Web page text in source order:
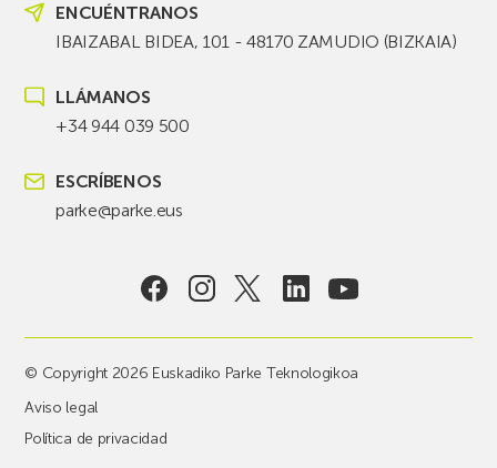
ENCUÉNTRANOS
IBAIZABAL BIDEA, 101 - 48170 ZAMUDIO (BIZKAIA)
LLÁMANOS
+34 944 039 500
ESCRÍBENOS
parke@parke.eus
© Copyright 2026 Euskadiko Parke Teknologikoa
Aviso legal
Política de privacidad